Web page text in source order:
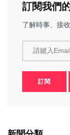
訂閱我們
了解時事、接
請鍵入Email
訂閱